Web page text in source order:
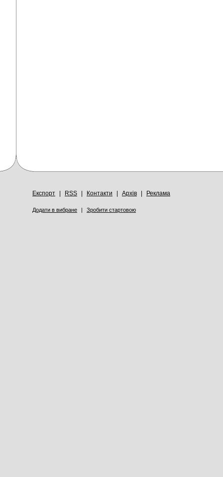
Експорт RSS Контакти Архів Реклама
Додати в вибране | Зробити стартовою